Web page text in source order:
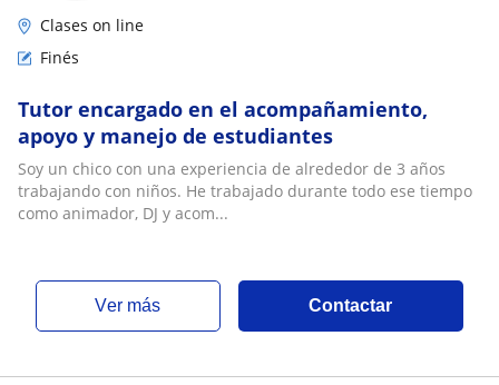
Clases on line
Finés
Tutor encargado en el acompañamiento,
apoyo y manejo de estudiantes
Soy un chico con una experiencia de alrededor de 3 años
trabajando con niños. He trabajado durante todo ese tiempo
como animador, DJ y acom...
ver más Contactar